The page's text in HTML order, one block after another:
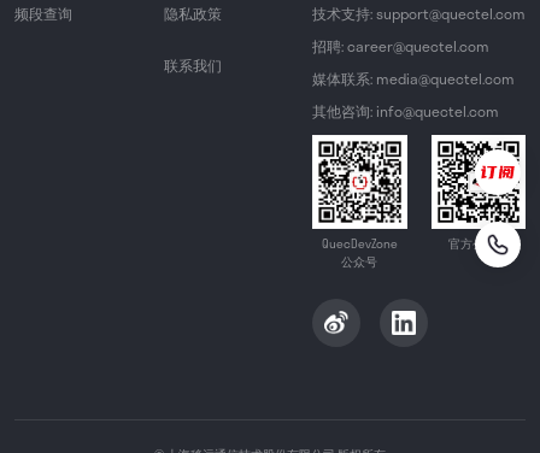
频段查询
隐私政策
联系我们
技术支持: support@quectel.com
招聘: career@quectel.com
媒体联系: media@quectel.com
其他咨询: info@quectel.com
QuecDevZone
公众号
官方公众号